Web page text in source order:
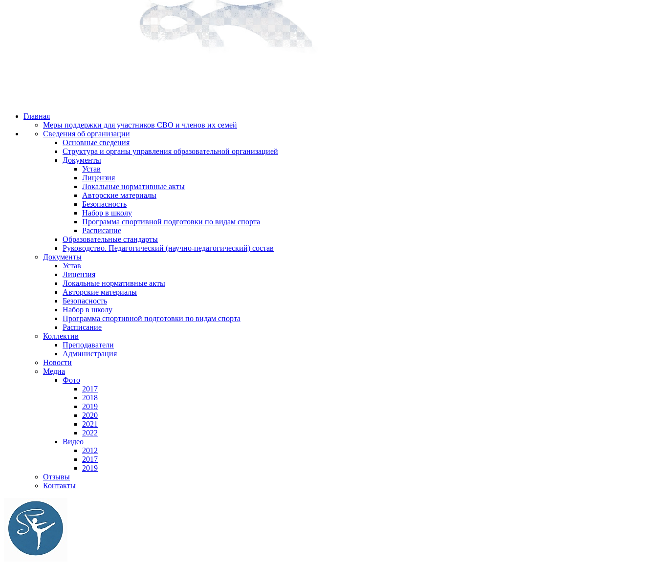
Главная
Меры поддержки для участников СВО и членов их семей
Сведения об организации
Основные сведения
Структура и органы управления образовательной организацией
Документы
Устав
Лицензия
Локальные нормативные акты
Авторские материалы
Безопасность
Набор в школу
Программа спортивной подготовки по видам спорта
Расписание
Образовательные стандарты
Руководство. Педагогический (научно-педагогический) состав
Документы
Устав
Лицензия
Локальные нормативные акты
Авторские материалы
Безопасность
Набор в школу
Программа спортивной подготовки по видам спорта
Расписание
Коллектив
Преподаватели
Администрация
Новости
Медиа
Фото
2017
2018
2019
2020
2021
2022
Видео
2012
2017
2019
Отзывы
Контакты